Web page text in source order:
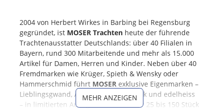
MEHR ANZEIGEN
2004 von Herbert Wirkes in Barbing bei Regensburg
gegründet, ist MOSER Trachten heute der führende
Trachtenausstatter Deutschlands: über 40 Filialen in
Bayern, rund 300 Mitarbeitende und mehr als 15.000
Artikel für Damen, Herren und Kinder. Neben über 40
Fremdmarken wie Krüger, Spieth & Wensky oder
Hammerschmid führt MOSER exklusive Eigenmarken –
Lieblingsgwand, Alpenglanz, Herzglück und edelheiss
– in limitierten Auflagen, teilweise nur 25 bis 150 Stück